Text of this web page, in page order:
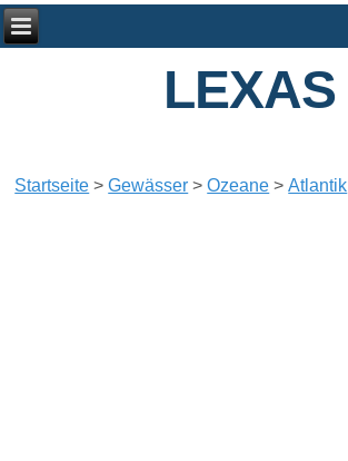
LEXAS
Startseite >Gewässer >Ozeane >Atlantik